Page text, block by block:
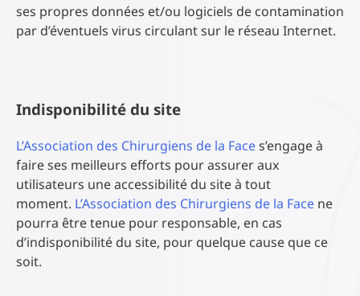
ses propres données et/ou logiciels de contamination
par d’éventuels virus circulant sur le réseau Internet.
Indisponibilité du site
L’Association des Chirurgiens de la Faces’engage à
faire ses meilleurs efforts pour assurer aux
utilisateurs une accessibilité du site à tout
moment. L’Association des Chirurgiens de la Face ne
pourra être tenue pour responsable, en cas
d’indisponibilité du site, pour quelque cause que ce
soit.